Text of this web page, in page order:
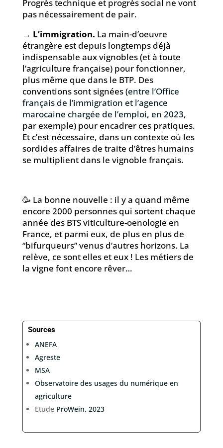
Progrès technique et progrès social ne vont
pas nécessairement de pair.
→ L’immigration. La main-d’oeuvre
étrangère est depuis longtemps déjà
indispensable aux vignobles (et à toute
l’agriculture française) pour fonctionner,
plus même que dans le BTP. Des
conventions sont signées (entre l’Office
français de l’immigration et l’agence
marocaine chargée de l’emploi, en 2023,
par exemple) pour encadrer ces pratiques.
Et c’est nécessaire, dans un contexte où les
sordides affaires de traite d’êtres humains
se multiplient dans le vignoble français.
🥳 La bonne nouvelle : il y a quand même
encore 2000 personnes qui sortent chaque
année des BTS viticulture-oenologie en
France, et parmi eux, de plus en plus de
“bifurqueurs” venus d’autres horizons. La
relève, ce sont elles et eux ! Les métiers de
la vigne font encore rêver…
Sources
ANEFA
Agreste
MSA
Observatoire des usages du numérique en
agriculture
Etude ProWein, 2023